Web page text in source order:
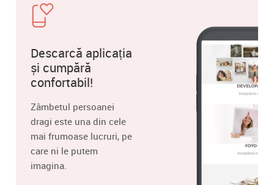
Descarcă aplicația
și cumpără
confortabil!
Zâmbetul persoanei
dragi este una din cele
mai frumoase lucruri, pe
care ni le putem
imagina.